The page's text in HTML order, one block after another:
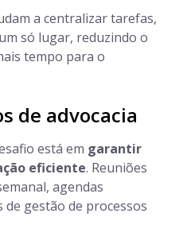
a centralizar tarefas,
só lugar, reduzindo o
tempo para o
de advocacia
está em garantir
eficiente. Reuniões
agendas
gestão de processos